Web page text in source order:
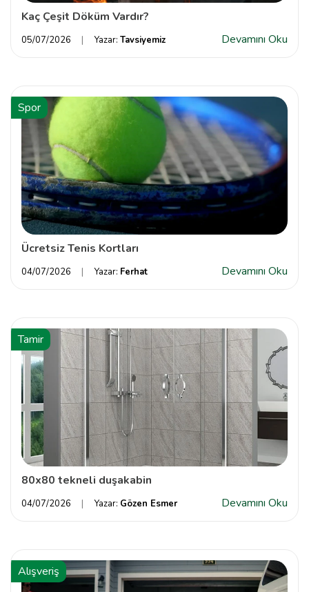
Kaç Çeşit Döküm Vardır?
05/07/2026 Yazar: Tavsiyemiz Devamını Oku
Spor
Ücretsiz Tenis Kortları
04/07/2026 Yazar: Ferhat Devamını Oku
Tamir
80x80 tekneli duşakabin
04/07/2026 Yazar: Gözen Esmer Devamını Oku
Alışveriş